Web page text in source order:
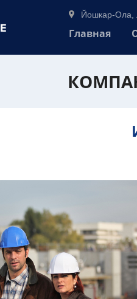
Йошкар-Ола,
Главная